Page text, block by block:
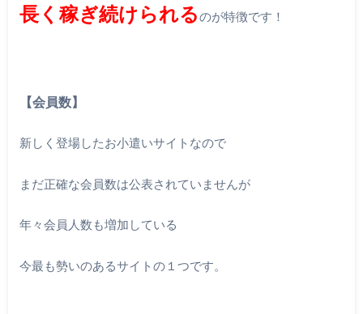
長く稼ぎ続けられるのが特徴です！
【会員数】
新しく登場したお小遣いサイトなので
まだ正確な会員数は公表されていませんが
年々会員人数も増加している
今最も勢いのあるサイトの１つです。